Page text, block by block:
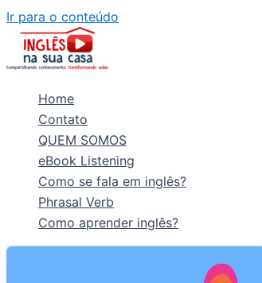
Ir para o conteúdo
Home
Contato
QUEM SOMOS
eBook Listening
Como se fala em inglês?
Phrasal Verb
Como aprender inglês?